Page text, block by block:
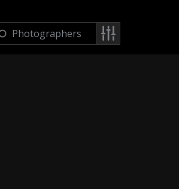
Photographers